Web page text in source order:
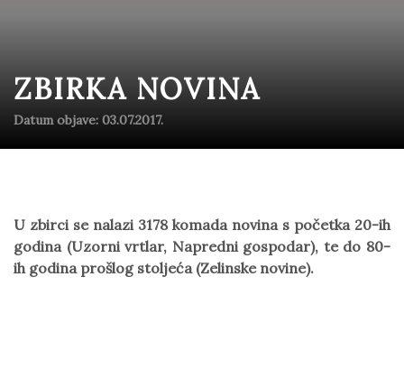
ZBIRKA NOVINA
Datum objave: 03.07.2017.
U zbirci se nalazi 3178 komada novina s početka 20-ih
godina (Uzorni vrtlar, Napredni gospodar), te do 80-
ih godina prošlog stoljeća (Zelinske novine).